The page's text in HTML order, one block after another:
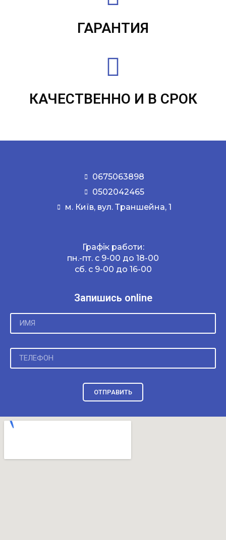
ГАРАНТИЯ
КАЧЕСТВЕННО И В СРОК
0675063898
0502042465
м. Київ, вул. Траншейна, 1
Графік работи:
пн.-пт. с 9-00 до 18-00
сб. с 9-00 до 16-00
Запишись online
ОТПРАВИТЬ